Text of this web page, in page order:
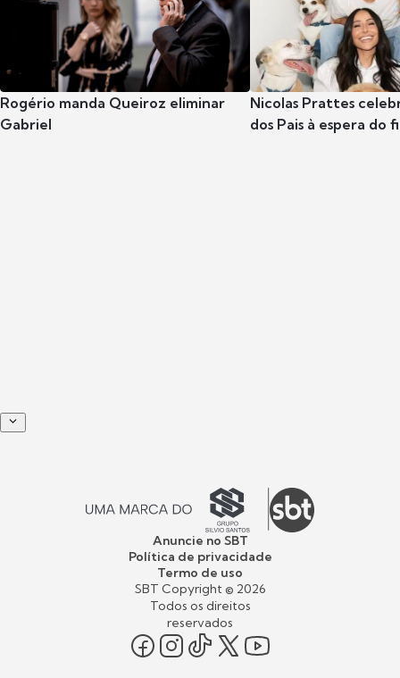
Rogério manda Queiroz eliminar
Gabriel
Nicolas Prattes
dos Pais à espera do
Anuncie no SBT
Política de privacidade
Termo de uso
SBT Copyright © 2026
Todos os direitos
reservados